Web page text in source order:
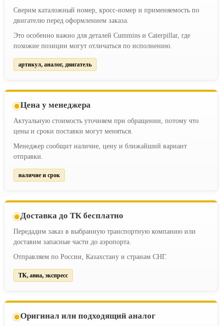
Сверим каталожный номер, кросс-номер и применяемость по
двигателю перед оформлением заказа.
Это особенно важно для деталей Cummins и Caterpillar, где
похожие позиции могут отличаться по исполнению.
артикул, аналог, двигатель
Цена у менеджера
Актуальную стоимость уточняем при обращении, потому что
цены и сроки поставки могут меняться.
Менеджер сообщит наличие, цену и ближайший вариант
отправки.
наличие и срок
Доставка до ТК бесплатно
Передадим заказ в выбранную транспортную компанию или
доставим запасные части до аэропорта.
Отправляем по России, Казахстану и странам СНГ.
ТК, авиа, экспресс
Оригинал или подходящий аналог